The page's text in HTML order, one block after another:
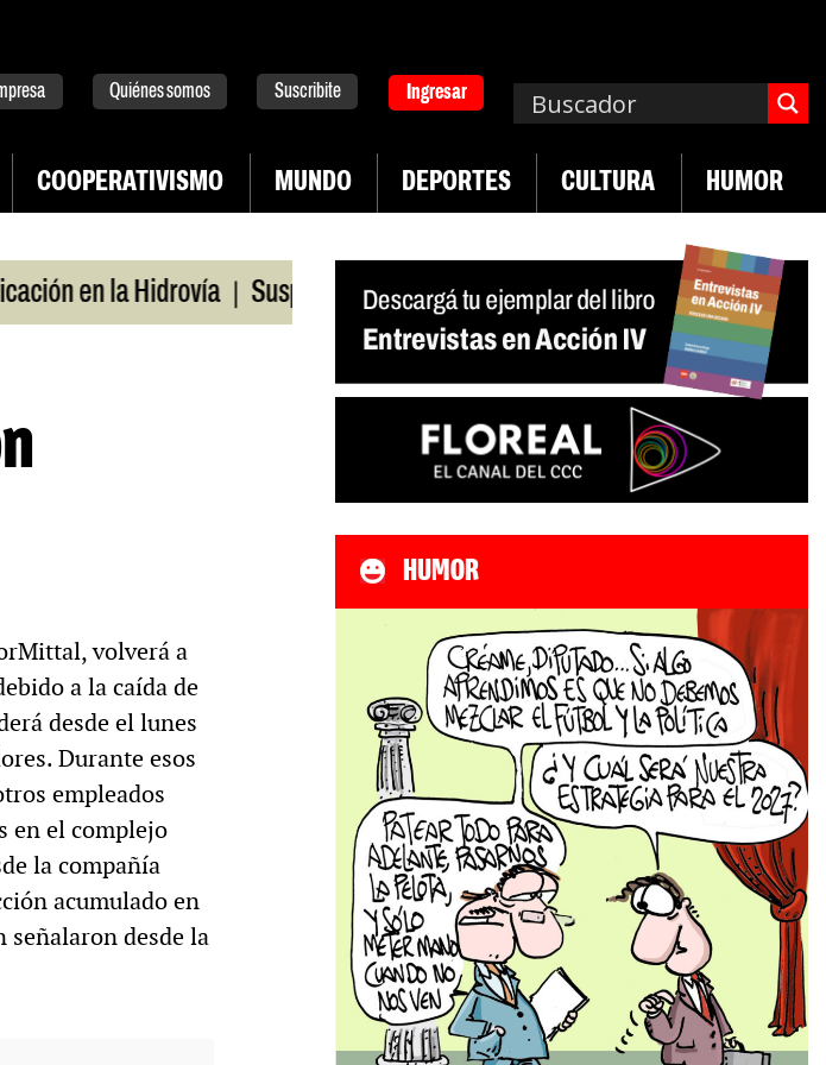
Quiénes somos Suscribite Ingresar
COOPERATIVISMO MUNDO DEPORTES CULTURA HUMOR
en la Hidrovía | Suspenden desregulación del practicaje | Denuncias por
volverá a
a la caída de
desde el lunes
Durante esos
empleados
en el complejo
la compañía
acumulado en
señalaron desde la
HUMOR